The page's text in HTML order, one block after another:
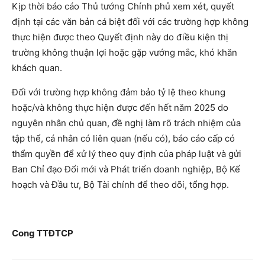
Kịp thời báo cáo Thủ tướng Chính phủ xem xét, quyết
định tại các văn bản cá biệt đối với các trường hợp không
thực hiện được theo Quyết định này do điều kiện thị
trường không thuận lợi hoặc gặp vướng mắc, khó khăn
khách quan.
Đối với trường hợp không đảm bảo tỷ lệ theo khung
hoặc/và không thực hiện được đến hết năm 2025 do
nguyên nhân chủ quan, đề nghị làm rõ trách nhiệm của
tập thể, cá nhân có liên quan (nếu có), báo cáo cấp có
thẩm quyền để xử lý theo quy định của pháp luật và gửi
Ban Chỉ đạo Đổi mới và Phát triển doanh nghiệp, Bộ Kế
hoạch và Đầu tư, Bộ Tài chính để theo dõi, tổng hợp.
Cong TTĐTCP